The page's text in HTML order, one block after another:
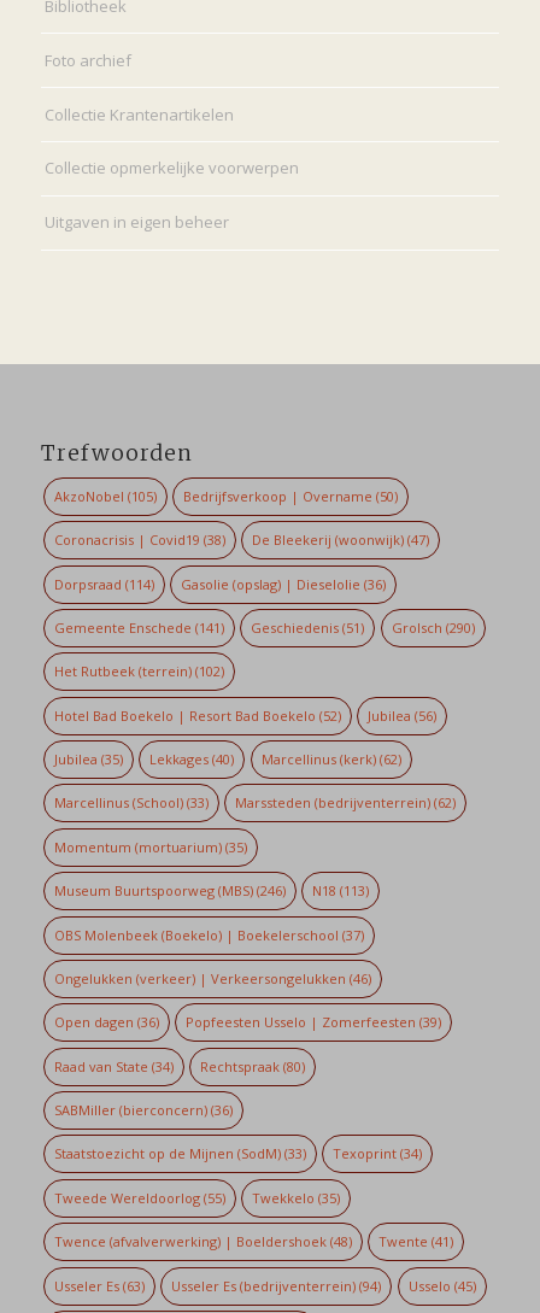
Bibliotheek
Foto archief
Collectie Krantenartikelen
Collectie opmerkelijke voorwerpen
Uitgaven in eigen beheer
Trefwoorden
AkzoNobel (105) Bedrijfsverkoop | Overname (50)
Coronacrisis | Covid19 (38) De Bleekerij (woonwijk) (47)
Dorpsraad (114) Gasolie (opslag) | Dieselolie (36)
Gemeente Enschede (141) Geschiedenis (51) Grolsch (290)
Het Rutbeek (terrein)(102)
Hotel Bad Boekelo | Resort Bad Boekelo (52) Jubilea (56)
Jubilea (35) Lekkages (40) Marcellinus (kerk)(62)
Marcellinus (School)(33) Marssteden (bedrijventerrein) (62)
Momentum (mortuarium)(35)
Museum Buurtspoorweg (MBS)(246) N18 (113)
OBS Molenbeek (Boekelo) | Boekelerschool (37)
Ongelukken (verkeer) | Verkeersongelukken (46)
Open dagen (36) Popfeesten Usselo | Zomerfeesten (39)
Raad van State (34) Rechtspraak (80)
SABMiller (bierconcern)(36)
Staatstoezicht op de Mijnen (SodM)(33) Texoprint (34)
Tweede Wereldoorlog(55) Twekkelo (35)
Twence (afvalverwerking) | Boeldershoek(48) Twente (41)
Usseler Es(63) Usseler Es (bedrijventerrein) (94) Usselo (45)